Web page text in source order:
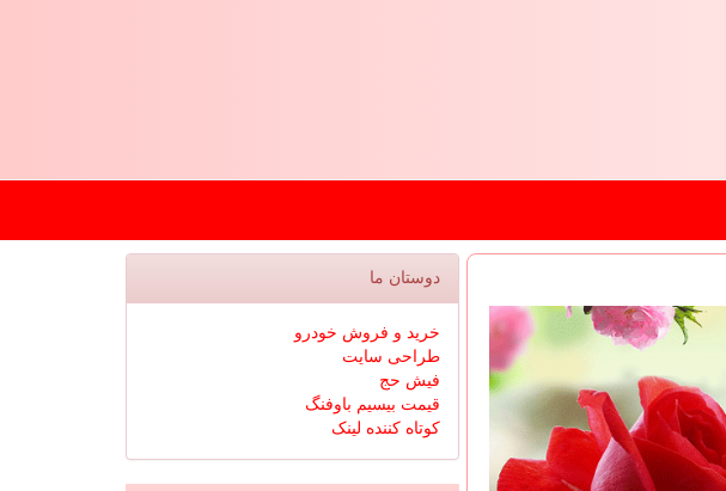
دوستان ما
خرید و فروش خودرو
طراحی سایت
فیش حج
قیمت بیسیم باوفنگ
کوتاه کننده لینک